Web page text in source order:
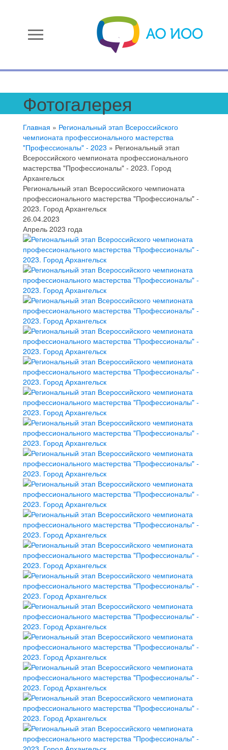
menu
Фотогалерея
Главная » Региональный этап Всероссийского
чемпионата профессионального мастерства
"Профессионалы" - 2023 » Региональный этап
Всероссийского чемпионата профессионального
мастерства "Профессионалы" - 2023. Город
Архангельск
Региональный этап Всероссийского чемпионата
профессионального мастерства "Профессионалы" -
2023. Город Архангельск
26.04.2023
Апрель 2023 года